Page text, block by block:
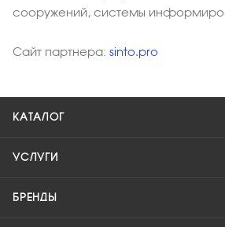
сооружений, системы
Сайт партнера: sinto.pro
КАТАЛОГ
УСЛУГИ
БРЕНДЫ